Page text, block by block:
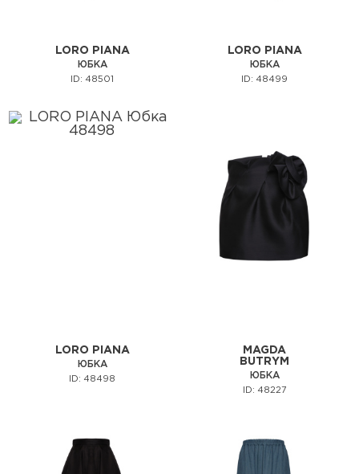
LORO PIANA
ЮБКА
ID: 48501
LORO PIANA
ЮБКА
ID: 48499
LORO PIANA
ЮБКА
ID: 48498
MAGDA
BUTRYM
ЮБКА
ID: 48227